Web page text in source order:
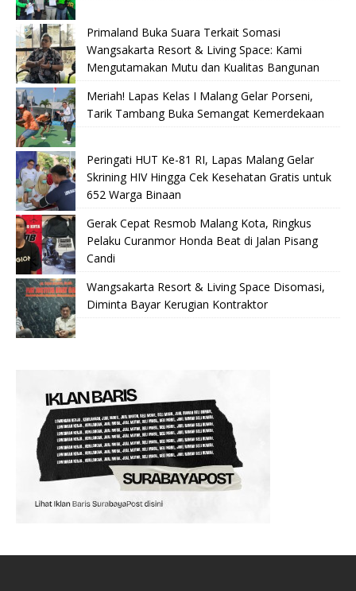
Primaland Buka Suara Terkait Somasi
Wangsakarta Resort & Living Space: Kami
Mengutamakan Mutu dan Kualitas Bangunan
Meriah! Lapas Kelas I Malang Gelar Porseni,
Tarik Tambang Buka Semangat Kemerdekaan
Peringati HUT Ke-81 RI, Lapas Malang Gelar
Skrining HIV Hingga Cek Kesehatan Gratis untuk
652 Warga Binaan
Gerak Cepat Resmob Malang Kota, Ringkus
Pelaku Curanmor Honda Beat di Jalan Pisang
Candi
Wangsakarta Resort & Living Space Disomasi,
Diminta Bayar Kerugian Kontraktor